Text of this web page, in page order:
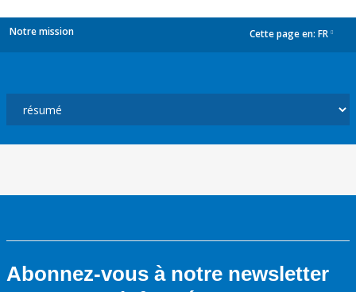
Notre mission Cette page en: FR
Abonnez-vous à notre newsletter